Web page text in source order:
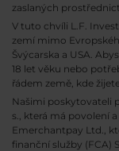
zaslaných
V tuto chvíli L.F.
zemí mimo
Švýcarska a USA.
18 let věku nebo
řádem země, kde
Našimi poskytovateli
s., která má povolení
Emerchantpay Ltd.,
finanční služby (FCA)